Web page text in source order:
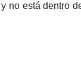
no está dentro